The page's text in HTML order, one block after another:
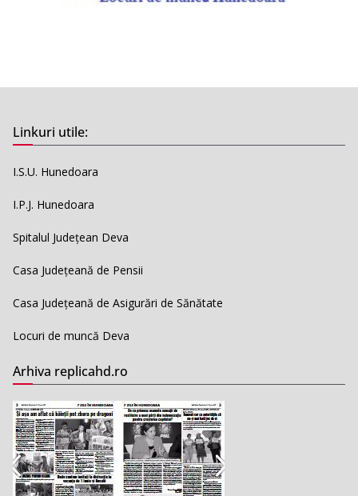
Linkuri utile:
I.S.U. Hunedoara
I.P.J. Hunedoara
Spitalul Județean Deva
Casa Județeană de Pensii
Casa Județeană de Asigurări de Sănătate
Locuri de muncă Deva
Arhiva replicahd.ro